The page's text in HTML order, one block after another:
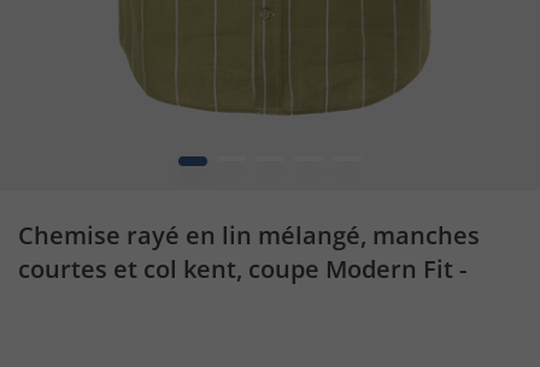
1
Chemise rayé en lin mélangé, manches
courtes et col kent, coupe Modern Fit -